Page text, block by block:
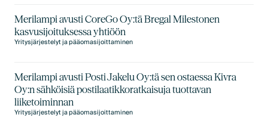
Merilampi avusti CoreGo Oy:tä Bregal Milestonen
kasvusijoituksessa yhtiöön
Yritysjärjestelyt ja pääomasijoittaminen
Merilampi avusti Posti Jakelu Oy:tä sen ostaessa Kivra
Oy:n sähköisiä postilaatikkoratkaisuja tuottavan
liiketoiminnan
Yritysjärjestelyt ja pääomasijoittaminen